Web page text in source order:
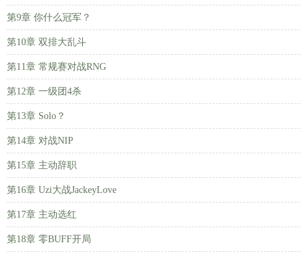
第9章 你什么冠军？
第10章 双排大乱斗
第11章 常规赛对战RNG
第12章 一级团4杀
第13章 Solo？
第14章 对战NIP
第15章 主动辞职
第16章 Uzi大战JackeyLove
第17章 主动选红
第18章 零BUFF开局